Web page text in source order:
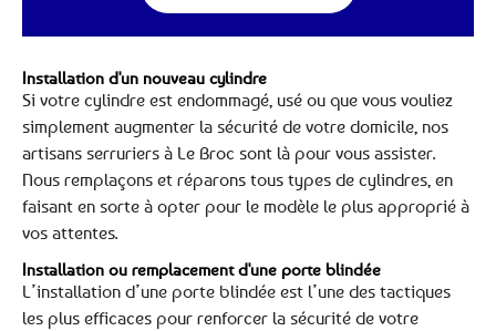
Installation d'un nouveau cylindre
Si votre cylindre est endommagé, usé ou que vous vouliez
simplement augmenter la sécurité de votre domicile, nos
artisans serruriers à Le Broc sont là pour vous assister.
Nous remplaçons et réparons tous types de cylindres, en
faisant en sorte à opter pour le modèle le plus approprié à
vos attentes.
Installation ou remplacement d'une porte blindée
L’installation d’une porte blindée est l’une des tactiques
les plus efficaces pour renforcer la sécurité de votre